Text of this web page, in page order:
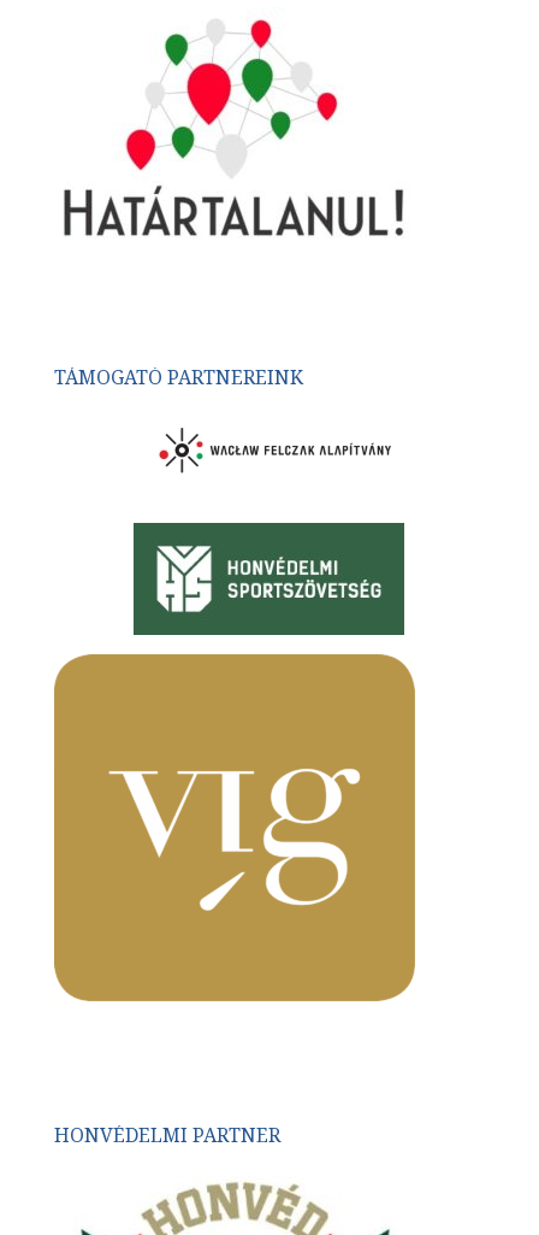
TÁMOGATÓ PARTNEREINK
HONVÉDELMI PARTNER